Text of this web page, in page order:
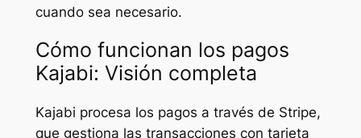
cuando sea necesario.
Cómo funcionan los pagos
Kajabi: Visión completa
Kajabi procesa los pagos a través de Stripe,
que gestiona las transacciones con tarjeta